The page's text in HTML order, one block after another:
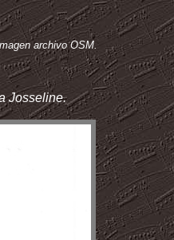
archivo OSM.
Josseline.